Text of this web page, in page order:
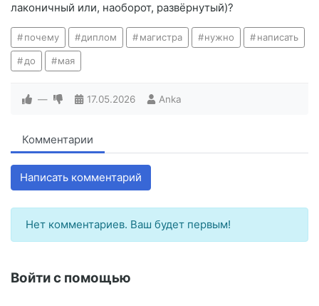
лаконичный или, наоборот, развёрнутый)?
почему диплом магистра нужно написать
до мая
— 17.05.2026 Anka
Комментарии
Написать комментарий
Нет комментариев. Ваш будет первым!
Войти с помощью